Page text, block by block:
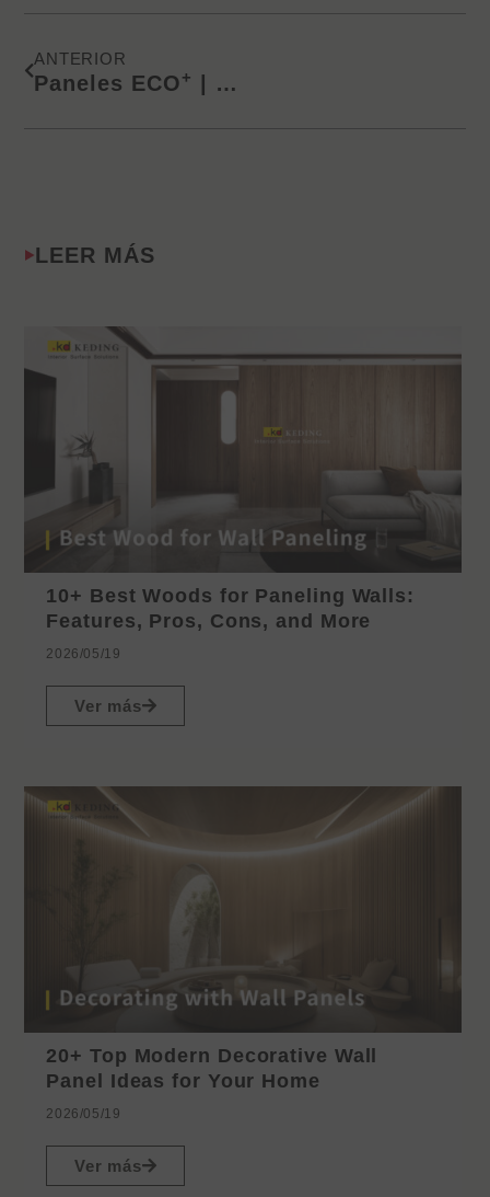
ANTERIOR
Paneles ECO+
LEER MÁS
10+ Best Woods for Paneling Walls:
Features, Pros, Cons, and More
2026/05/19
Ver más
20+ Top Modern Decorative Wall
Panel Ideas for Your Home
2026/05/19
Ver más